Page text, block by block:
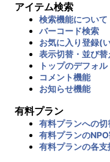
アイテム検索
検索機能について
バーコード検索
お気に入り登録(
表示切替・並び替
トップのデフォ
コメント機能
お知らせ機能
有料プラン
有料プランへの切
有料プランのNPO
有料プランの各